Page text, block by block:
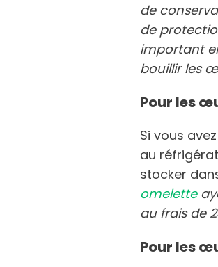
de
de
important
bouillir les
Pour les
Si vous
au
stocker
omelette
au frais de
Pour les